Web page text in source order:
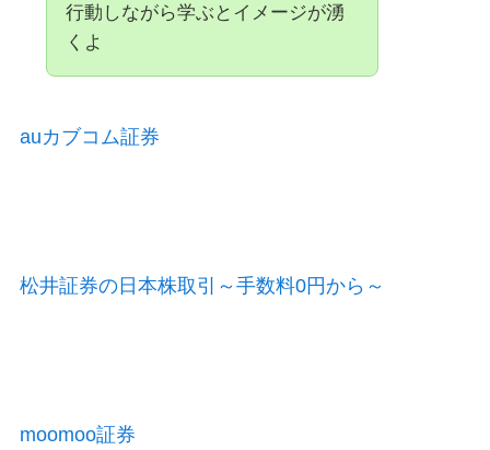
行動しながら学ぶとイメージが湧
くよ
auカブコム証券
松井証券の日本株取引～手数料0円から～
moomoo証券